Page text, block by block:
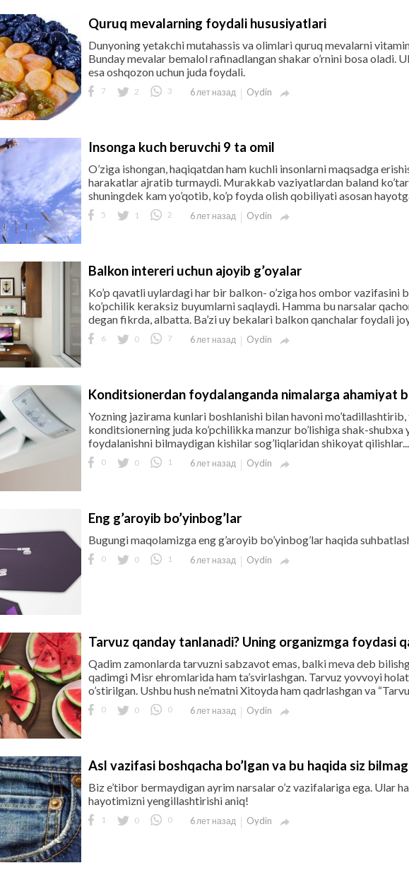
Quruq mevalarning foydali hususiyatlari
Dunyoning yetakchi mutahassis va olimlari quruq mevalarni
Bunday mevalar bemalol rafinadlangan shakar o’rnini bosa oladi.
esa oshqozon uchun juda foydali.
7 2 3 6 лет назад Oydin 
Insonga kuch beruvchi 9 ta omil
O’ziga ishongan, haqiqatdan ham kuchli insonlarni maqsadga
harakatlar ajratib turmaydi. Murakkab vaziyatlardan baland
shuningdek kam yo’qotib, ko’p foyda olish qobiliyati asosan hayotga
5 1 2 6 лет назад Oydin 
Balkon intereri uchun ajoyib g’oyalar
Ko’p qavatli uylardagi har bir balkon- o’ziga hos ombor vazifasini
ko’pchilik keraksiz buyumlarni saqlaydi. Hamma bu narsalar
degan fikrda, albatta. Ba’zi uy bekalari balkon qanchalar foydali
6 0 7 6 лет назад Oydin 
Konditsionerdan foydalanganda nimalarga ahamiyat
Yozning jazirama kunlari boshlanishi bilan havoni mo’tadillashtirib,
konditsionerning juda ko’pchilikka manzur bo’lishiga shak-shubxa
foydalanishni bilmaydigan kishilar sog’liqlaridan shikoyat qilishlar...
0 0 1 6 лет назад Oydin 
Eng g’aroyib bo’yinbog’lar
Bugungi maqolamizga eng g’aroyib bo’yinbog’lar haqida
0 0 1 6 лет назад Oydin 
Tarvuz qanday tanlanadi? Uning organizmga foydasi
Qadim zamonlarda tarvuzni sabzavot emas, balki meva deb
qadimgi Misr ehromlarida ham ta’svirlashgan. Tarvuz yovvoyi
o’stirilgan. Ushbu hush ne’matni Xitoyda ham qadrlashgan va
0 0 0 6 лет назад Oydin 
Asl vazifasi boshqacha bo’lgan va bu haqida siz
Biz e’tibor bermaydigan ayrim narsalar o’z vazifalariga ega. Ular
hayotimizni yengillashtirishi aniq!
1 0 0 6 лет назад Oydin 